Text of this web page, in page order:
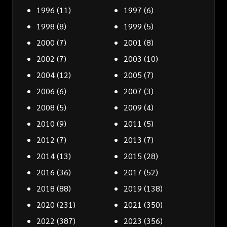
1996 (11) 1997 (6)
1998 (8) 1999 (5)
2000 (7) 2001 (8)
2002 (7) 2003 (10)
2004(12) 2005 (7)
2006 (6) 2007 (3)
2008 (5) 2009 (4)
2010 (9) 2011 (5)
2012 (7) 2013 (7)
2014(13) 2015 (28)
2016 (36) 2017 (52)
2018 (88) 2019 (138)
2020 (231) 2021 (350)
2022 (387) 2023 (356)